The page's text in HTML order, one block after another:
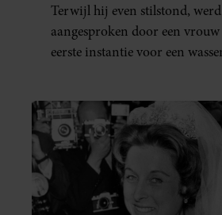
Terwijl hij even stilstond,
aangesproken door een
eerste instantie voor een
staan. Haar zoontje was